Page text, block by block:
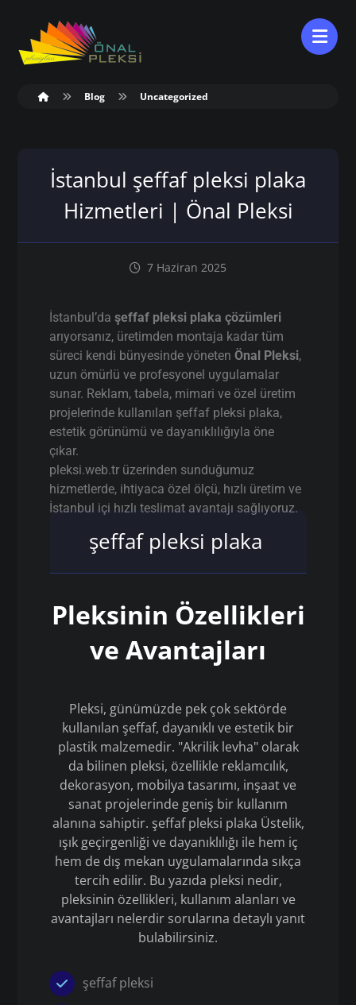
Blog Uncategorized
İstanbul şeffaf pleksi plaka
Hizmetleri | Önal Pleksi
7 Haziran 2025
İstanbul’daşeffaf pleksi plaka çözümleri
arıyorsanız, üretimden montaja kadar tüm
süreci kendi bünyesinde yönetenÖnal Pleksi,
uzun ömürlü ve profesyonel uygulamalar
sunar. Reklam, tabela, mimari ve özel üretim
projelerinde kullanılan şeffaf pleksi plaka,
estetik görünümü ve dayanıklılığıyla öne
çıkar.
pleksi.web.tr üzerinden sunduğumuz
hizmetlerde, ihtiyaca özel ölçü, hızlı üretim ve
İstanbul içi hızlı teslimat avantajı sağlıyoruz.
şeffaf pleksi plaka
Pleksinin Özellikleri
ve Avantajları
Pleksi, günümüzde pek çok sektörde
kullanılan şeffaf, dayanıklı ve estetik bir
plastik malzemedir. "Akrilik levha" olarak
da bilinen pleksi, özellikle reklamcılık,
dekorasyon, mobilya tasarımı, inşaat ve
sanat projelerinde geniş bir kullanım
alanına sahiptir. şeffaf pleksi plaka Üstelik,
ışık geçirgenliği ve dayanıklılığı ile hem iç
hem de dış mekan uygulamalarında sıkça
tercih edilir. Bu yazıda pleksi nedir,
pleksinin özellikleri, kullanım alanları ve
avantajları nelerdir sorularına detaylı yanıt
bulabilirsiniz.
şeffaf pleksi